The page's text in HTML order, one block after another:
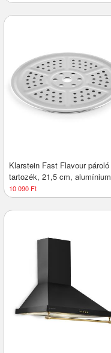
Klarstein Fast Flavour pároló
tartozék, 21,5 cm, alumínium
10 090 Ft